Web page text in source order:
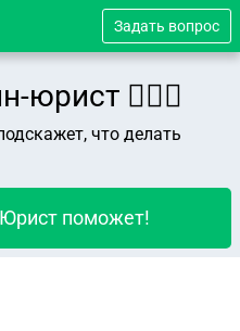
Задать вопрос
👨🏻‍⚖️
что делать
поможет!